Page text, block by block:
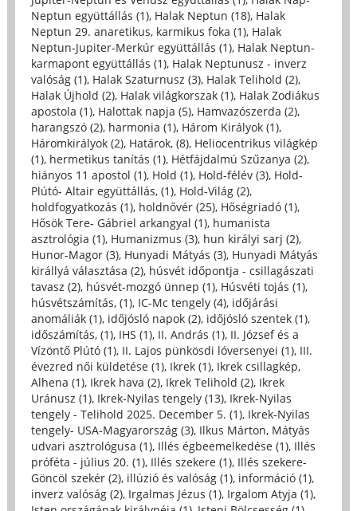
Neptun együttállás (1), Halak Neptun (18), Halak
Neptun 29. anaretikus, karmikus foka (1), Halak
Neptun-Jupiter-Merkúr együttállás (1), Halak Neptun-
karmapont együttállás (1), Halak Neptunusz - inverz
valóság (1), Halak Szaturnusz (3), Halak Telihold (2),
Halak Újhold (2), Halak világkorszak (1), Halak Zodiákus
apostola (1), Halottak napja (5), Hamvazószerda (2),
harangszó (2), harmonia (1), Három Királyok (1),
Háromkirályok (2), Határok, (8), Heliocentrikus világkép
(1), hermetikus tanítás (1), Hétfájdalmú Szűzanya (2),
hiányos 11 apostol (1), Hold (1), Hold-félév (3), Hold-
Plútó- Altair együttállás, (1), Hold-Világ (2),
holdfogyatkozás (1), holdnővér (25), Hőségriadó (1),
Hősök Tere- Gábriel arkangyal (1), humanista
asztrológia (1), Humanizmus (3), hun királyi sarj (2),
Hunor-Magor (3), Hunyadi Mátyás (3), Hunyadi Mátyás
királlyá választása (2), húsvét időpontja - csillagászati
tavasz (2), húsvét-mozgó ünnep (1), Húsvéti tojás (1),
húsvétszámítás, (1), IC-Mc tengely (4), időjárási
anomáliák (1), időjósló napok (2), időjósló szentek (1),
időszámítás, (1), IHS (1), II. András (1), II. József és a
Vízöntő Plútó (1), II. Lajos pünkösdi lóversenyei (1), III.
évezred női küldetése (1), Ikrek (1), Ikrek csillagkép,
Alhena (1), Ikrek hava (2), Ikrek Telihold (2), Ikrek
Uránusz (1), Ikrek-Nyilas tengely (13), Ikrek-Nyilas
tengely - Telihold 2025. December 5. (1), Ikrek-Nyilas
tengely- USA-Magyarország (3), Ilkus Márton, Mátyás
udvari asztrológusa (1), Illés égbeemelkedése (1), Illés
próféta - július 20. (1), Illés szekere (1), Illés szekere-
Göncöl szekér (2), illúzió és valóság (1), információ (1),
inverz valóság (2), Irgalmas Jézus (1), Irgalom Atyja (1),